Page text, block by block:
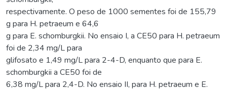
respectivamente. O peso de 1000 sementes foi de 155,79
g para H. petraeum e 64,6
g para E. schomburgkii. No ensaio I, a CE50 para H. petraeum
foi de 2,34 mg/L para
glifosato e 1,49 mg/L para 2-4-D, enquanto que para E.
schomburgkii a CE50 foi de
6,38 mg/L para 2,4-D. No ensaio II, para H. petraeum e E.